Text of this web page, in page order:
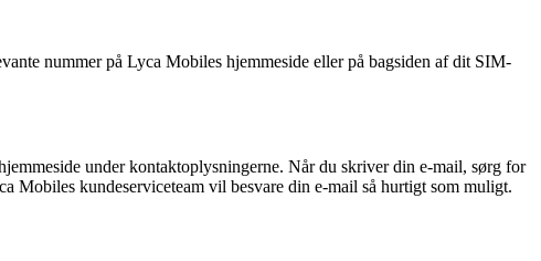
nummer på Lyca Mobiles hjemmeside eller på bagsiden af dit SIM-
under kontaktoplysningerne. Når du skriver din e-mail, sørg for
Mobiles kundeserviceteam vil besvare din e-mail så hurtigt som muligt.